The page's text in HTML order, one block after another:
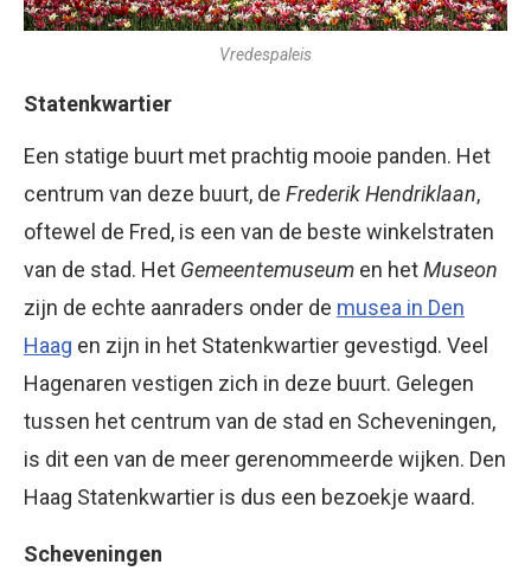
Vredespaleis
Statenkwartier
Een statige buurt met prachtig mooie panden. Het
centrum van deze buurt, de Frederik Hendriklaan,
oftewel de Fred, is een van de beste winkelstraten
van de stad. Het Gemeentemuseum en hetMuseon
zijn de echte aanraders onder de musea in Den
Haag en zijn in het Statenkwartier gevestigd. Veel
Hagenaren vestigen zich in deze buurt. Gelegen
tussen het centrum van de stad en Scheveningen,
is dit een van de meer gerenommeerde wijken. Den
Haag Statenkwartier is dus een bezoekje waard.
Scheveningen